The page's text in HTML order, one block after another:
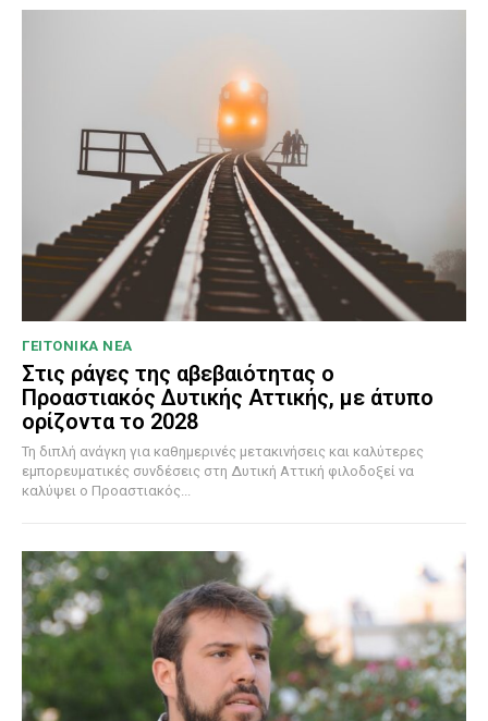
ΓΕΙΤΟΝΙΚΑ ΝΕΑ
Στις ράγες της αβεβαιότητας ο
Προαστιακός Δυτικής Αττικής, με άτυπο
ορίζοντα το 2028
Τη διπλή ανάγκη για καθημερινές μετακινήσεις και καλύτερες
εμπορευματικές συνδέσεις στη Δυτική Αττική φιλοδοξεί να
καλύψει ο Προαστιακός...